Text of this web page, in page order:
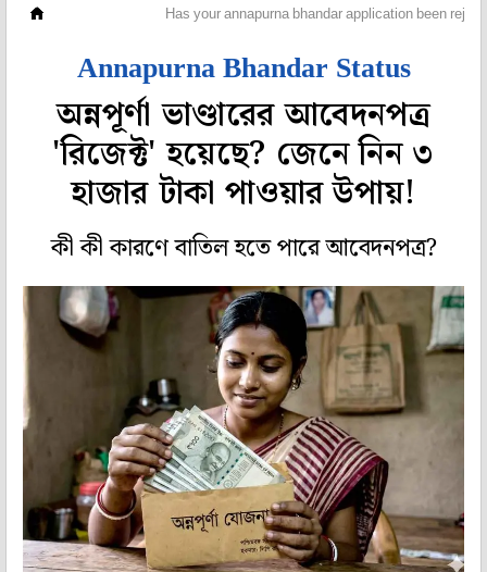
Has your annapurna bhandar application been
Annapurna Bhandar Status
অন্নপূর্ণা ভাণ্ডারের আবেদনপত্র
'রিজেক্ট' হয়েছে? জেনে নিন ৩
হাজার টাকা পাওয়ার উপায়!
কী কী কারণে বাতিল হতে পারে আবেদনপত্র?